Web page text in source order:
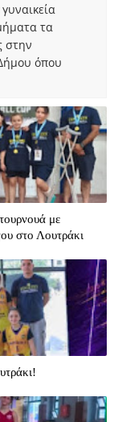
τα
στην
όπου
με
στο Λουτράκι